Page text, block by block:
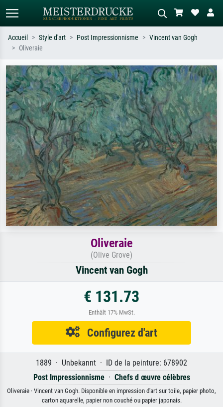
Recherchez par artiste, titre ou style –
ex. Monet, Nuit étoilée,
impressionnisme, vague de Hokusai,
nu.
Décrivez la scène – ex. prairie verte,
abstrait avec beaucoup de rouge,
tableau sombre, nu debout près d'un
arbre.
Accueil Style d'art Post Impressionnisme
Vincent van Gogh
Oliveraie
Oliveraie
(Olive Grove)
Vincent van Gogh
€ 131.73
Enthält 17% MwSt.
Configurez d'art
1889 · Unbekannt · ID de la peinture: 678902
Post Impressionnisme· Chefs d œuvre célèbres
Oliveraie · Vincent van Gogh. Disponible en impression d'art sur toile, papier photo,
carton aquarelle, papier non couché ou papier japonais.